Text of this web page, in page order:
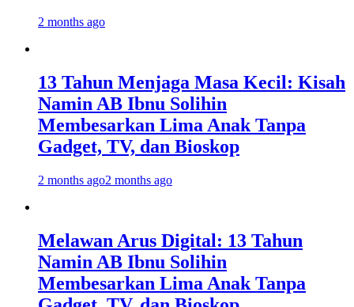
2 months ago
13 Tahun Menjaga Masa Kecil: Kisah
Namin AB Ibnu Solihin
Membesarkan Lima Anak Tanpa
Gadget, TV, dan Bioskop
2 months ago2 months ago
Melawan Arus Digital: 13 Tahun
Namin AB Ibnu Solihin
Membesarkan Lima Anak Tanpa